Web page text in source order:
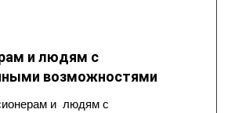
и людям с
возможностями
и людям с